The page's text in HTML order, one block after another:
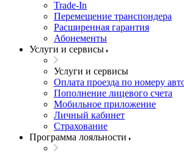
Trade-In
Перемещение транспондера
Расширенная гарантия
Абонементы
Услуги и сервисы
Услуги и сервисы
Оплата проезда по номеру
Пополнение лицевого счета
Мобильное приложение
Личный кабинет
Страхование
Программа лояльности